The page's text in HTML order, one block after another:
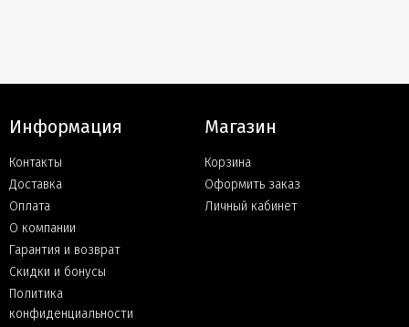
Информация
Контакты
Доставка
Оплата
О компании
Гарантия и возврат
Скидки и бонусы
Политика
конфиденциальности
Магазин
Корзина
Оформить заказ
Личный кабинет